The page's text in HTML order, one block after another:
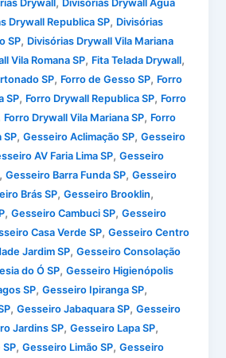
Drywall
Divisórias Drywall Água
Drywall Republica SP, Divisórias
SP, Divisórias Drywall Vila Mariana
Vila Romana SP, Fita Telada Drywall,
SP, Forro de Gesso SP, Forro
SP, Forro Drywall Republica SP, Forro
Forro Drywall Vila Mariana SP, Forro
SP,Gesseiro Aclimação SP,Gesseiro
AV Faria Lima SP,Gesseiro
,Gesseiro Barra Funda SP,Gesseiro
Brás SP,Gesseiro Brooklin,
,Gesseiro Cambuci SP,Gesseiro
Casa Verde SP,Gesseiro Centro
Jardim SP,Gesseiro Consolação
do Ó SP,Gesseiro Higienópolis
SP,Gesseiro Ipiranga SP,
,Gesseiro Jabaquara SP,Gesseiro
Jardins SP,Gesseiro Lapa SP,
,Gesseiro Limão SP,Gesseiro